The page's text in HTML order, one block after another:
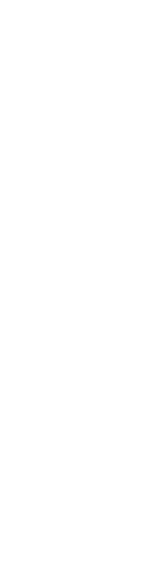
Silver Metallic
Beige Pink
Blue Grey